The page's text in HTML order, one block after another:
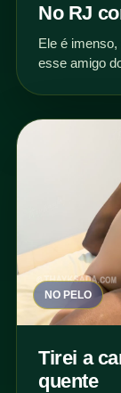
No RJ
Ele é
esse amigo
NO PELO
Tirei a
quente